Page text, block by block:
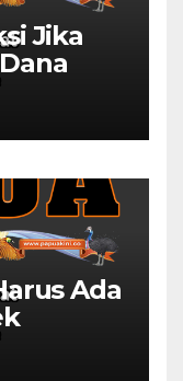
Jika
Ada